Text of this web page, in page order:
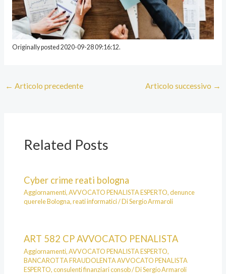
Originally posted 2020-09-28 09:16:12.
← Articolo precedente Articolo successivo →
Related Posts
Cyber crime reati bologna
Aggiornamenti,AVVOCATO PENALISTA ESPERTO,denunce
querele Bologna,reati informatici/ DiSergio Armaroli
ART 582 CP AVVOCATO PENALISTA
Aggiornamenti,AVVOCATO PENALISTA ESPERTO,
BANCAROTTA FRAUDOLENTA AVVOCATO PENALISTA
ESPERTO,consulenti finanziari consob/ DiSergio Armaroli